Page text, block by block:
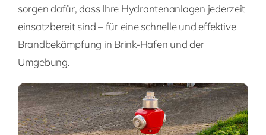
sorgen dafür, dass Ihre Hydrantenanlagen jederzeit
einsatzbereit sind – für eine schnelle und effektive
Brandbekämpfung in Brink-Hafen und der
Umgebung.